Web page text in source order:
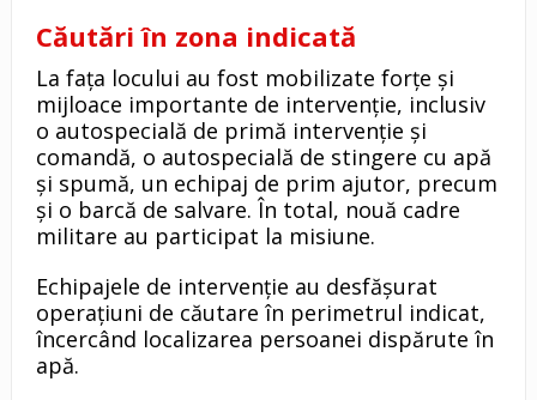
Căutări în zona indicată
La fața locului au fost mobilizate forțe și
mijloace importante de intervenție, inclusiv
o autospecială de primă intervenție și
comandă, o autospecială de stingere cu apă
și spumă, un echipaj de prim ajutor, precum
și o barcă de salvare. În total, nouă cadre
militare au participat la misiune.
Echipajele de intervenție au desfășurat
operațiuni de căutare în perimetrul indicat,
încercând localizarea persoanei dispărute în
apă.